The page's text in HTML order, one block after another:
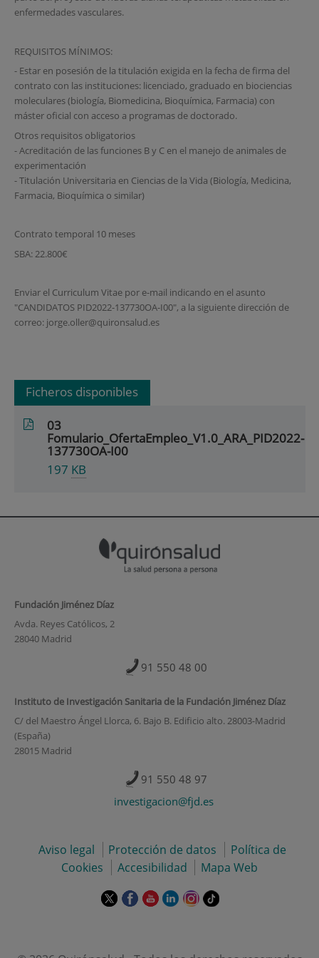
enfermedades vasculares.
REQUISITOS MÍNIMOS:
- Estar en posesión de la titulación exigida en la fecha de firma del
contrato con las instituciones: licenciado, graduado en biociencias
moleculares (biología, Biomedicina, Bioquímica, Farmacia) con
máster oficial con acceso a programas de doctorado.
Otros requisitos obligatorios
- Acreditación de las funciones B y C en el manejo de animales de
experimentación
- Titulación Universitaria en Ciencias de la Vida (Biología, Medicina,
Farmacia, Bioquímica o similar)
Contrato temporal 10 meses
SBA: 22.800€
Enviar el Curriculum Vitae por e-mail indicando en el asunto
"CANDIDATOS PID2022-137730OA-I00", a la siguiente dirección de
correo: jorge.oller@quironsalud.es
Ficheros disponibles
03
Fomulario_OfertaEmpleo_V1.0_ARA_PID2022-
137730OA-I00
197 KB
Fundación Jiménez Díaz
Avda. Reyes Católicos, 2
28040 Madrid
91 550 48 00
Instituto de Investigación Sanitaria de la Fundación Jiménez Díaz
C/ del Maestro Ángel Llorca, 6. Bajo B. Edificio alto. 28003-Madrid
(España)
28015 Madrid
91 550 48 97
investigacion@fjd.es
Aviso legal Protección de datos
Política de
Cookies
Accesibilidad Mapa Web
EsteEsteEsteEsteEsteEnlace